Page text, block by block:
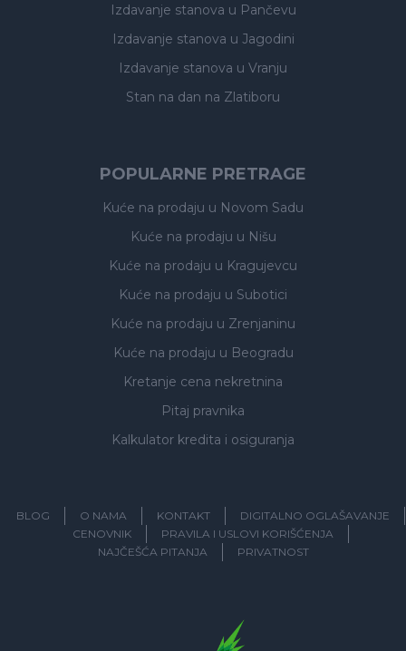
Izdavanje stanova u Pančevu
Izdavanje stanova u Jagodini
Izdavanje stanova u Vranju
Stan na dan na Zlatiboru
POPULARNE PRETRAGE
Kuće na prodaju u Novom Sadu
Kuće na prodaju u Nišu
Kuće na prodaju u Kragujevcu
Kuće na prodaju u Subotici
Kuće na prodaju u Zrenjaninu
Kuće na prodaju u Beogradu
Kretanje cena nekretnina
Pitaj pravnika
Kalkulator kredita i osiguranja
BLOG O NAMA KONTAKT
DIGITALNO OGLAŠAVANJE
CENOVNIK
PRAVILA I USLOVI KORIŠĆENJA
NAJČEŠĆA PITANJA
PRIVATNOST